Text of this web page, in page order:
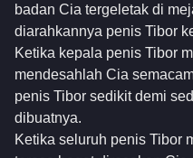
badan Cia tergeletak di
diarahkannya penis Tibor
Ketika kepala penis Tibor
mendesahlah Cia
penis Tibor sedikit demi
dibuatnya.
Ketika seluruh penis Tibor